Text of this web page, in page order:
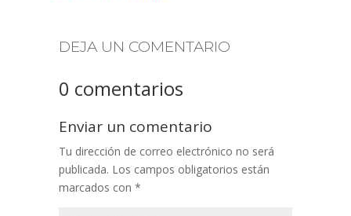
DEJA UN COMENTARIO
0 comentarios
Enviar un comentario
Tu dirección de correo electrónico no será
publicada. Los campos obligatorios están
marcados con *